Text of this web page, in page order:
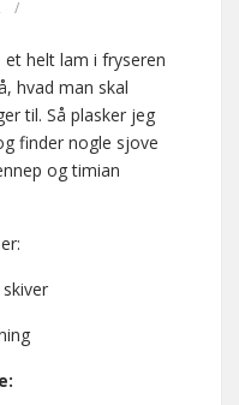
/
helt lam i fryseren
hvad man skal
til. Så plasker jeg
finder nogle sjove
og timian